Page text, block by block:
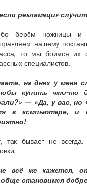
рекламация
берём ножницы и
нашему
то мы боимся их
специалистов.
на днях у меня
купить что-то
— «Да, у вас, но
в компьютере, и
так бывает не всегда.
всё же кажется,
становимся